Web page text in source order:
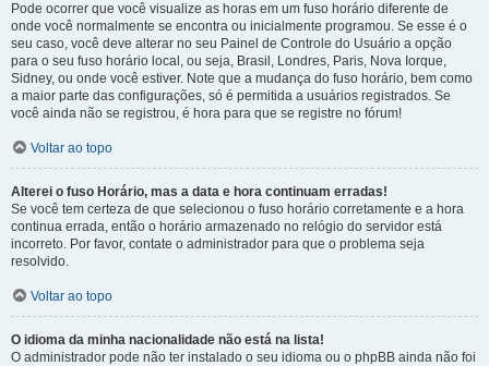
Pode ocorrer que você visualize as horas em um fuso horário diferente de
onde você normalmente se encontra ou inicialmente programou. Se esse é o
seu caso, você deve alterar no seu Painel de Controle do Usuário a opção
para o seu fuso horário local, ou seja, Brasil, Londres, Paris, Nova Iorque,
Sidney, ou onde você estiver. Note que a mudança do fuso horário, bem como
a maior parte das configurações, só é permitida a usuários registrados. Se
você ainda não se registrou, é hora para que se registre no fórum!
Voltar ao topo
Alterei o fuso Horário, mas a data e hora continuam erradas!
Se você tem certeza de que selecionou o fuso horário corretamente e a hora
continua errada, então o horário armazenado no relógio do servidor está
incorreto. Por favor, contate o administrador para que o problema seja
resolvido.
Voltar ao topo
O idioma da minha nacionalidade não está na lista!
O administrador pode não ter instalado o seu idioma ou o phpBB ainda não foi